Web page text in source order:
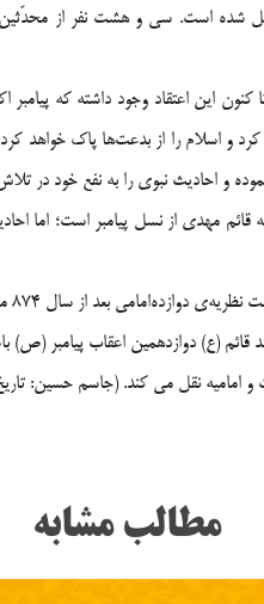
است. سی و هشت نفر از محدّثین
این اعتقاد وجود داشته که
و اسلام را از بدعت‌ها پاک خواهد
نموده و احادیث نبوی را به نفع خود
مهدی از نسل پیامبر است؛ اما
874 میلادی به وجود آمده است را نیز رد می‌کند:
اعقاب پیامبر (ص) باشد، قبل از 874 میلادی
نقل می کند. (جاسم حسین: تاریخ
مطالب مشابه